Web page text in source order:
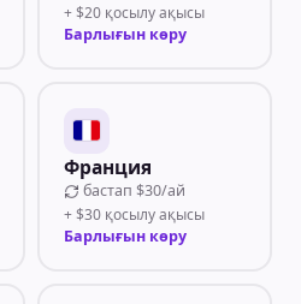
+ $20 қосылу ақысы
Барлығын көру
Франция
бастап $30/ай
+ $30 қосылу ақысы
Барлығын көру